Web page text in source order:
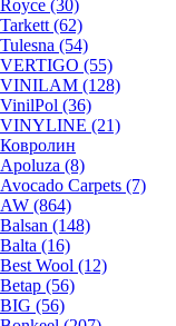
Royce (30)
Tarkett (62)
Tulesna (54)
VERTIGO (55)
VINILAM (128)
VinilPol (36)
VINYLINE (21)
Ковролин
Apoluza (8)
Avocado Carpets (7)
AW (864)
Balsan (148)
Balta (16)
Best Wool (12)
Betap (56)
BIG (56)